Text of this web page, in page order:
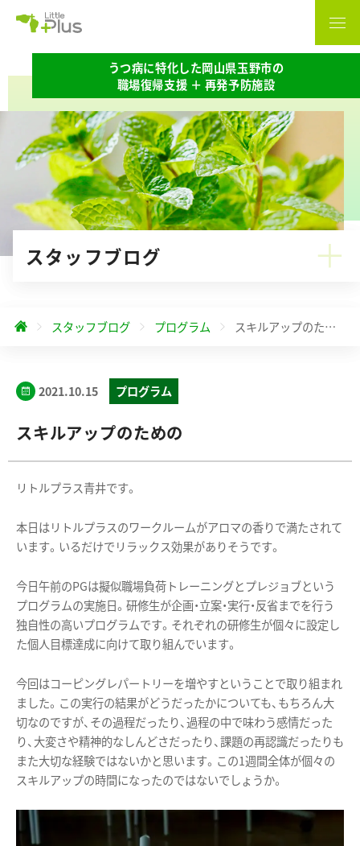
うつ病に特化した岡山県玉野市の
職場復帰支援 ＋ 再発予防施設
スタッフブログ
スタッフブログ プログラム スキルアップのための
2021.10.15 プログラム
スキルアップのための
リトルプラス青井です。
本日はリトルプラスのワークルームがアロマの香りで満たされて
います。いるだけでリラックス効果がありそうです。
今日午前のPGは擬似職場負荷トレーニングとプレジョブという
プログラムの実施日。研修生が企画・立案・実行・反省までを行う
独自性の高いプログラムです。それぞれの研修生が個々に設定し
た個人目標達成に向けて取り組んでいます。
今回はコーピングレパートリーを増やすということで取り組まれ
ました。この実行の結果がどうだったかについても、もちろん大
切なのですが、その過程だったり、過程の中で味わう感情だった
り、大変さや精神的なしんどさだったり、課題の再認識だったりも
また大切な経験ではないかと思います。この1週間全体が個々の
スキルアップの時間になったのではないでしょうか。